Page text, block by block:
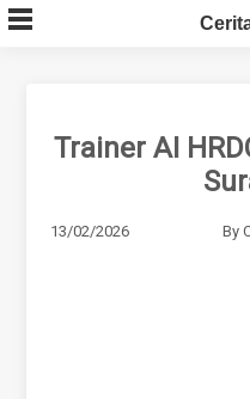
Skip
to
Trainer AI
13/02/2026 By